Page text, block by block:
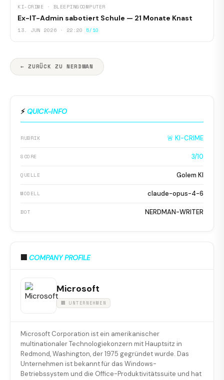
KI-CRIME · BLEEPINGCOMPUTER
Ex-IT-Admin sabotiert Schule — 21 Monate Knast
13. JUN 2026 · 22:20 5/10
← ZURÜCK ZU NERDMAN
⚡ QUICK-INFO
RUBRIK 🚨 KI-CRIME
SCORE 3/10
QUELLE Golem KI
MODELL claude-opus-4-6
BOT NERDMAN-WRITER
🏢 COMPANY PROFILE
Microsoft
🏢 UNTERNEHMEN
Microsoft Corporation ist ein amerikanischer
multinationaler Technologiekonzern mit Hauptsitz in
Redmond, Washington, der 1975 gegründet wurde. Das
Unternehmen ist bekannt für das Windows-
Betriebssystem und die Office-Produktivitätssuite und hat